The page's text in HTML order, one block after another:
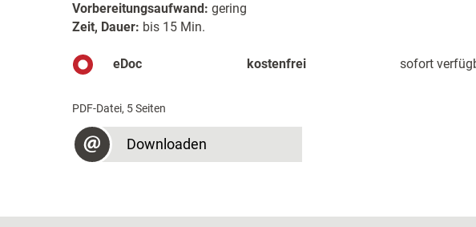
Vorbereitungsaufwand: gering
Zeit, Dauer: bis 15 Min.
eDoc kostenfrei sofort
PDF-Datei, 5 Seiten
Downloaden